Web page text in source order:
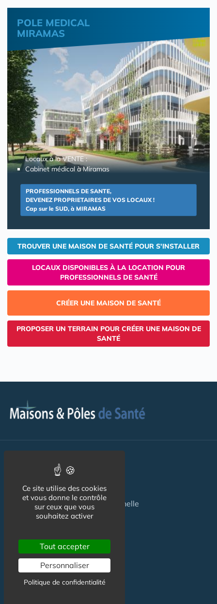
POLE MEDICAL
MIRAMAS
Locaux à la VENTE :
Cabinet médical à Miramas
PROFESSIONNELS DE SANTE,
DEVENEZ PROPRIETAIRES DE VOS LOCAUX !
Cap sur le SUD, à MIRAMAS
TROUVER UNE MAISON DE SANTÉ POUR S'INSTALLER
LOCAUX DISPONIBLES À LA LOCATION POUR
PROFESSIONNELS DE SANTÉ
CRÉER UNE MAISON DE SANTÉ
PROPOSER UN TERRAIN POUR CRÉER UNE MAISON DE
SANTÉ
Maison de santé
Maison de santé pluriprofessionnelle
Centre de Santé
Pôle de Santé
Maison sport-santé
Maison de naissance
Ce site utilise des cookies
et vous donne le contrôle
sur ceux que vous
souhaitez activer
Tout accepter
Personnaliser
Politique de confidentialité